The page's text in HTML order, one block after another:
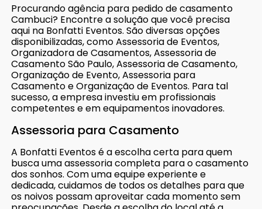
Procurando agência para pedido de casamento
Cambuci? Encontre a solução que você precisa
aqui na Bonfatti Eventos. São diversas opções
disponibilizadas, como Assessoria de Eventos,
Organizadora de Casamentos, Assessoria de
Casamento São Paulo, Assessoria de Casamento,
Organização de Evento, Assessoria para
Casamento e Organização de Eventos. Para tal
sucesso, a empresa investiu em profissionais
competentes e em equipamentos inovadores.
Assessoria para Casamento
A Bonfatti Eventos é a escolha certa para quem
busca uma assessoria completa para o casamento
dos sonhos. Com uma equipe experiente e
dedicada, cuidamos de todos os detalhes para que
os noivos possam aproveitar cada momento sem